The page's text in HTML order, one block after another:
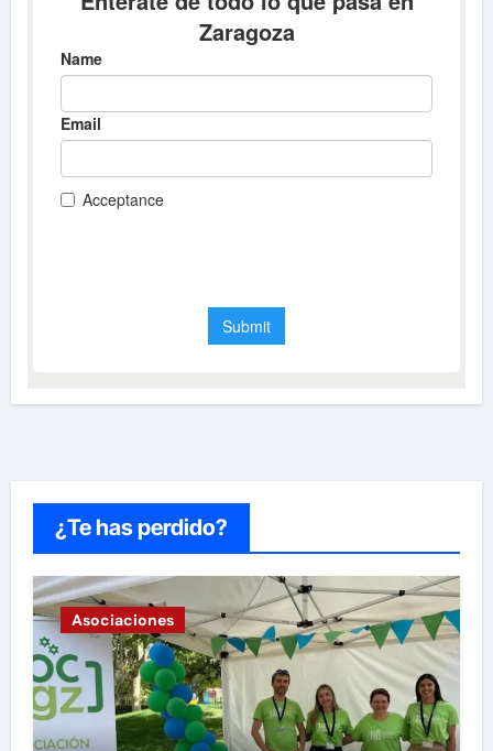
¿Te has perdido?
Asociaciones